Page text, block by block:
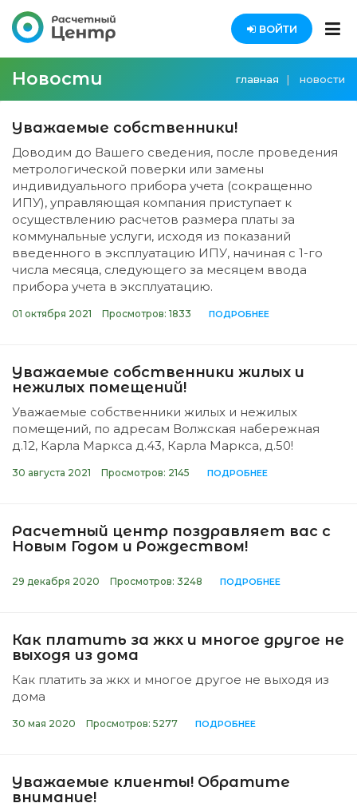
ВОЙТИ
Новости главная новости
Уважаемые собственники!
Доводим до Вашего сведения, после проведения
метрологической поверки или замены
индивидуального прибора учета (сокращенно
ИПУ), управляющая компания приступает к
осуществлению расчетов размера платы за
коммунальные услуги, исходя из показаний
введенного в эксплуатацию ИПУ, начиная с 1-го
числа месяца, следующего за месяцем ввода
прибора учета в эксплуатацию.
01 октября 2021 Просмотров: 1833 ПОДРОБНЕЕ
Уважаемые собственники жилых и
нежилых помещений!
Уважаемые собственники жилых и нежилых
помещений, по адресам Волжская набережная
д.12, Карла Маркса д.43, Карла Маркса, д.50!
30 августа 2021 Просмотров: 2145 ПОДРОБНЕЕ
Расчетный центр поздравляет вас с
Новым Годом и Рождеством!
29 декабря 2020 Просмотров: 3248 ПОДРОБНЕЕ
Как платить за жкх и многое другое не
выходя из дома
Как платить за жкх и многое другое не выходя из
дома
30 мая 2020 Просмотров: 5277 ПОДРОБНЕЕ
Уважаемые клиенты! Обратите
внимание!